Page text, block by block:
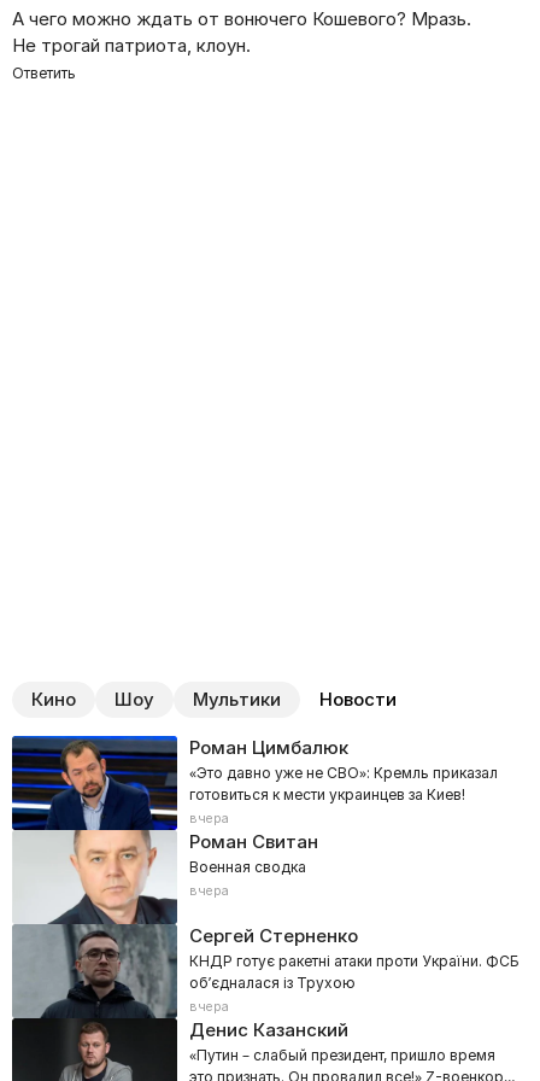
А чего можно ждать от вонючего Кошевого? Мразь.
Не трогай патриота, клоун.
Ответить
Кино Шоу Мультики Новости
Роман Цимбалюк
«Это давно уже не СВО»: Кремль приказал
готовиться к мести украинцев за Киев!
вчера
Роман Свитан
Военная сводка
вчера
Сергей Стерненко
КНДР готує ракетні атаки проти України. ФСБ
обʼєдналася із Трухою
вчера
Денис Казанский
«Путин – слабый президент, пришло время
это признать. Он провалил все!» Z-военкора